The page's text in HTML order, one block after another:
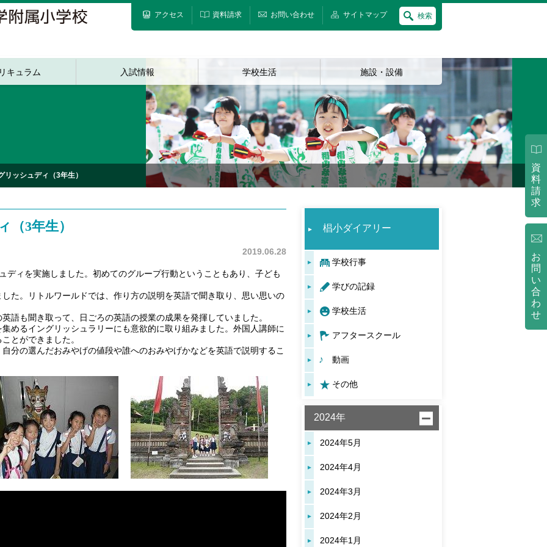
アクセス 資料請求 お問い合わせ サイトマップ 検索
キュラム 入試情報 学校生活 施設・設備
リッシュディ（3年生）
（3年生）
2019.06.28
ィを実施しました。初めてのグループ行動ということもあり、子ども
た。リトルワールドでは、作り方の説明を英語で聞き取り、思い思いの
も聞き取って、日ごろの英語の授業の成果を発揮していました。
るイングリッシュラリーにも意欲的に取り組みました。外国人講師に
とができました。
の選んだおみやげの値段や誰へのおみやげかなどを英語で説明するこ
椙小ダイアリー
学校行事
学びの記録
学校生活
アフタースクール
動画
その他
2024年
2024年5月
2024年4月
2024年3月
2024年2月
2024年1月
資
料
請
求
お
問
い
合
わ
せ